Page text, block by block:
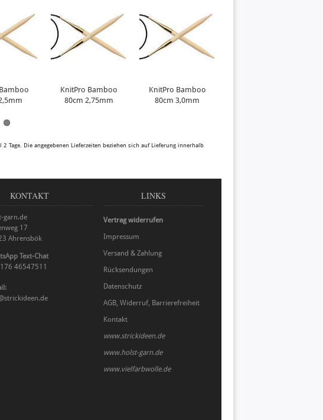
KnitPro Bamboo
80cm 2,75mm
KnitPro Bamboo
80cm 3,0mm
Die angegebenen Lieferzeiten beziehen sich auf Lieferung innerhalb
KONTAKT
garn.de
17
Ahrensbök
Text-Chat
46547511
LINKS
Vertrag widerrufen
Impressum
Versand & Zahlung
Rücksendungen
Datenschutz
AGB, Widerruf, Barrierefreiheit
Kontakt
www.strickideen.de
www.holst-garn.de
www.vielfarbwolle.de